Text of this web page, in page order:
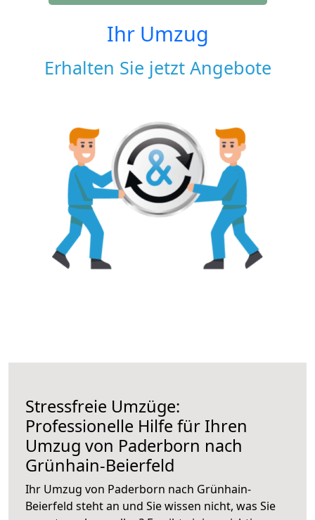
Ihr Umzug
Erhalten Sie jetzt Angebote
Stressfreie Umzüge:
Professionelle Hilfe für Ihren
Umzug von Paderborn nach
Grünhain-Beierfeld
Ihr Umzug von Paderborn nach Grünhain-
Beierfeld steht an und Sie wissen nicht, was Sie